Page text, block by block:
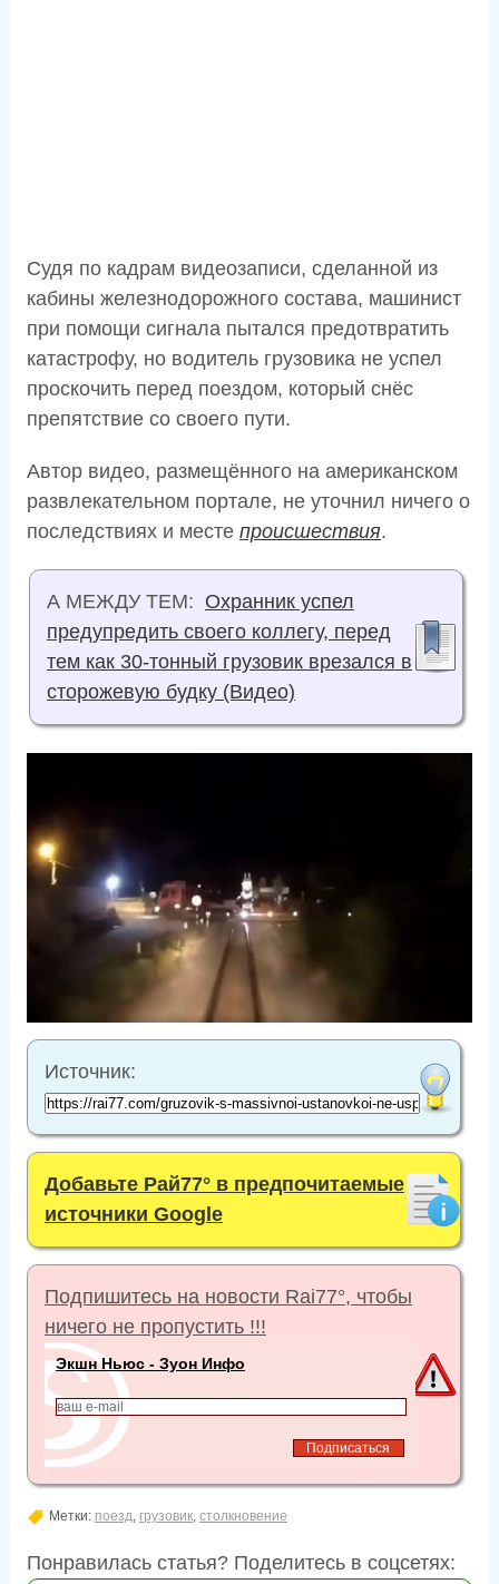
Судя по кадрам видеозаписи, сделанной из
кабины железнодорожного состава, машинист
при помощи сигнала пытался предотвратить
катастрофу, но водитель грузовика не успел
проскочить перед поездом, который снёс
препятствие со своего пути.
Автор видео, размещённого на американском
развлекательном портале, не уточнил ничего о
последствиях и месте происшествия.
А МЕЖДУ ТЕМ: Охранник успел
предупредить своего коллегу, перед
тем как 30-тонный грузовик врезался в
сторожевую будку (Видео)
Источник:
Добавьте Рай77° в предпочитаемые
источники Google
Подпишитесь на новости Rai77°, чтобы
ничего не пропустить !!!
Экшн Ньюс - Зуон Инфо
Метки: поезд, грузовик, столкновение
Понравилась статья? Поделитесь в соцсетях: